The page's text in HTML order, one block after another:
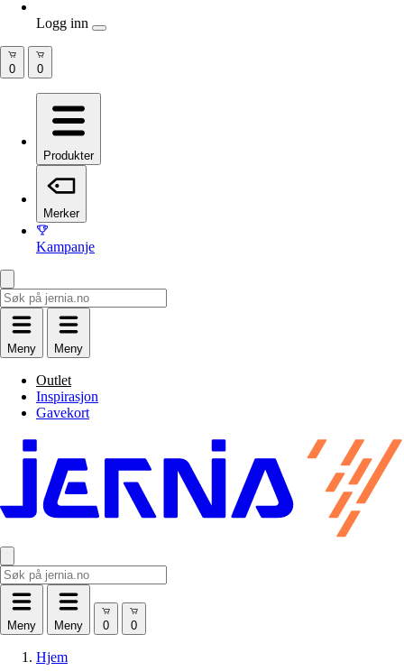
Produkter
Merker
Kampanje
Meny Meny
Outlet
Inspirasjon
Gavekort
Meny Meny
Hjem